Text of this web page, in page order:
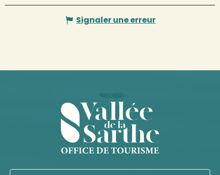
Signaler une erreur